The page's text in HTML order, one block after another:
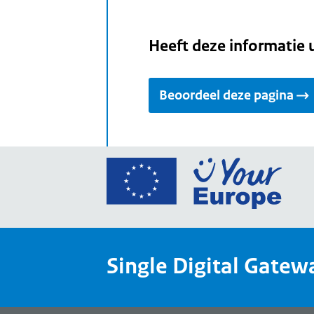
Heeft deze informatie
Beoordeel deze pagina
Ga
Your
een
Single Digital